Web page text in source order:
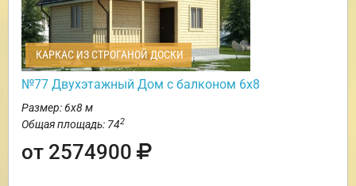
КАРКАС ИЗ СТРОГАНОЙ ДОСКИ
№77 Двухэтажный Дом с балконом 6х8
Размер: 6х8 м
Общая площадь: 742
от 2574900